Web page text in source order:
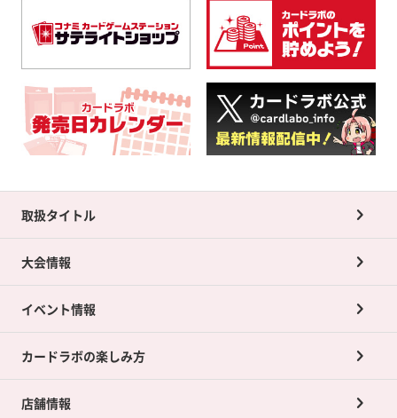
取扱タイトル
大会情報
イベント情報
カードラボの楽しみ方
店舗情報